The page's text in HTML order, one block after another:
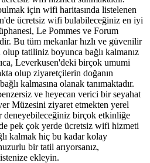
için wifi haritasında listelenen
ücretsiz wifi bulabileceğiniz en iyi
Le Pommes ve Forum
Bu tüm mekanlar hızlı ve güvenilir
olup tatiliniz boyunca bağlı kalmanız
Leverkusen'deki birçok umumi
olup ziyaretçilerin doğanın
kalmasına olanak tanımaktadır.
ve heyecan verici bir seyahat
Müzesini ziyaret etmekten yerel
deneyebileceğiniz birçok etkinliğe
pek çok yerde ücretsiz wifi hizmeti
kalmak hiç bu kadar kolay
bir tatil arıyorsanız,
ekleyin.